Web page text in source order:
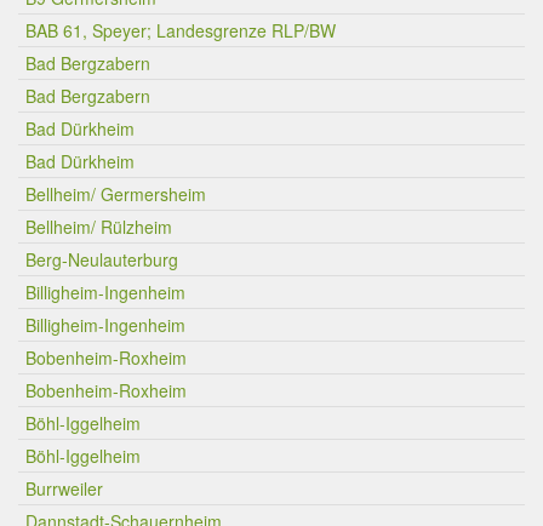
BAB 61, Speyer; Landesgrenze RLP/BW
Bad Bergzabern
Bad Bergzabern
Bad Dürkheim
Bad Dürkheim
Bellheim/ Germersheim
Bellheim/ Rülzheim
Berg-Neulauterburg
Billigheim-Ingenheim
Billigheim-Ingenheim
Bobenheim-Roxheim
Bobenheim-Roxheim
Böhl-Iggelheim
Böhl-Iggelheim
Burrweiler
Dannstadt-Schauernheim